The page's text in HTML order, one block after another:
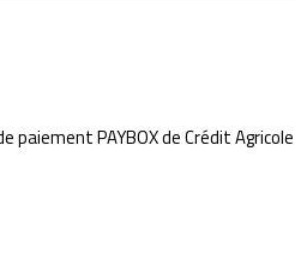
PAYBOX de Crédit